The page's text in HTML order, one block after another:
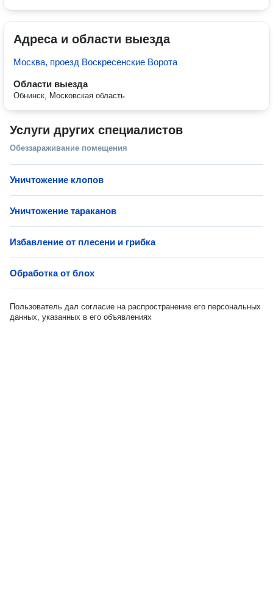
Адреса и области выезда
Москва, проезд Воскресенские Ворота
Области выезда
Обнинск, Московская область
Услуги других специалистов
Обеззараживание помещения
Уничтожение клопов
Уничтожение тараканов
Избавление от плесени и грибка
Обработка от блох
Пользователь дал согласие на распространение его персональных
данных, указанных в его объявлениях